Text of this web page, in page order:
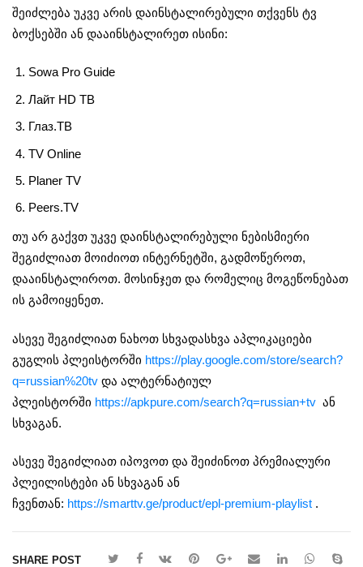
შეიძლება უკვე არის დაინსტალირებული თქვენს ტვ
ბოქსებში ან დააინსტალირეთ ისინი:
Sowa Pro Guide
Лайт HD ТВ
Глаз.ТВ
TV Online
Planer TV
Peers.TV
თუ არ გაქვთ უკვე დაინსტალირებული ნებისმიერი
შეგიძლიათ მოიძიოთ ინტერნეტში, გადმოწეროთ,
დააინსტალიროთ. მოსინჯეთ და რომელიც მოგეწონებათ
ის გამოიყენეთ.
ასევე შეგიძლიათ ნახოთ სხვადასხვა აპლიკაციები
გუგლის პლეისტორში https://play.google.com/store/search?
q=russian%20tv და ალტერნატიულ
პლეისტორში https://apkpure.com/search?q=russian+tv ან
სხვაგან.
ასევე შეგიძლიათ იპოვოთ და შეიძინოთ პრემიალური
პლეილისტები ან სხვაგან ან
ჩვენთან: https://smarttv.ge/product/epl-premium-playlist .
SHARE POST